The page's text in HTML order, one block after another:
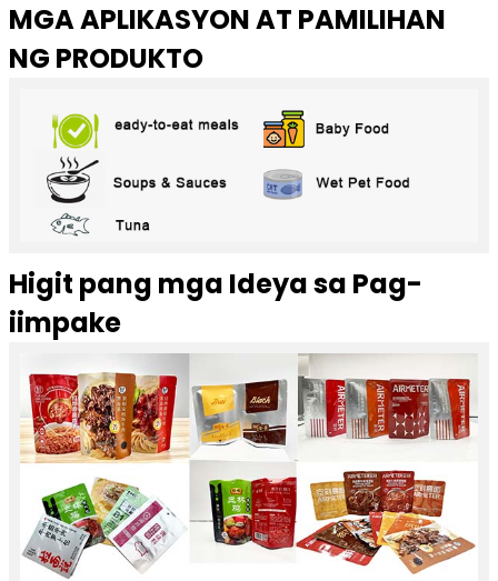
MGA APLIKASYON AT PAMILIHAN
NG PRODUKTO
Higit pang mga Ideya sa Pag-
iimpake